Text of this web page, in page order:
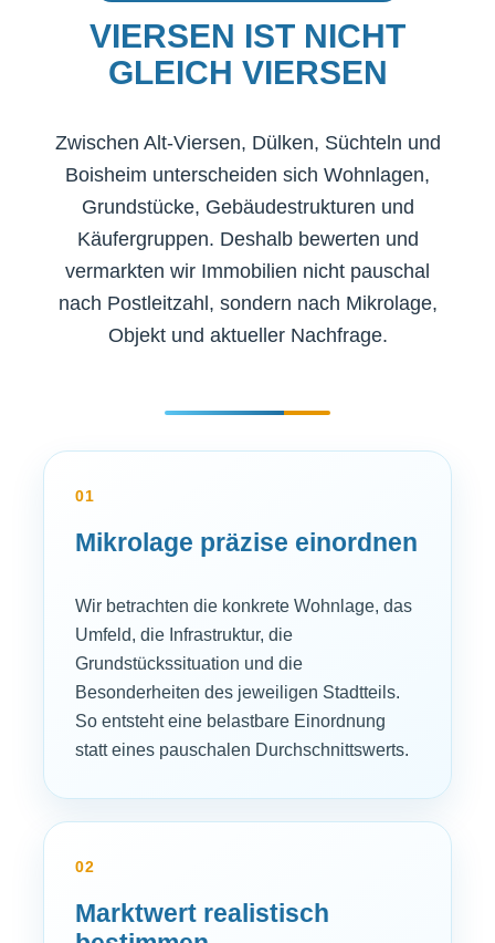
VIERSEN IST NICHT
GLEICH VIERSEN
Zwischen Alt-Viersen, Dülken, Süchteln und
Boisheim unterscheiden sich Wohnlagen,
Grundstücke, Gebäudestrukturen und
Käufergruppen. Deshalb bewerten und
vermarkten wir Immobilien nicht pauschal
nach Postleitzahl, sondern nach Mikrolage,
Objekt und aktueller Nachfrage.
01
Mikrolage präzise einordnen
Wir betrachten die konkrete Wohnlage, das
Umfeld, die Infrastruktur, die
Grundstückssituation und die
Besonderheiten des jeweiligen Stadtteils.
So entsteht eine belastbare Einordnung
statt eines pauschalen Durchschnittswerts.
02
Marktwert realistisch